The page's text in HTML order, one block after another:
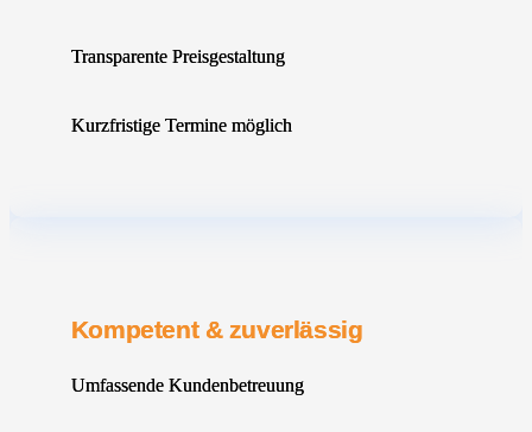
Transparente Preisgestaltung
Kurzfristige Termine möglich
Kompetent & zuverlässig
Umfassende Kundenbetreuung